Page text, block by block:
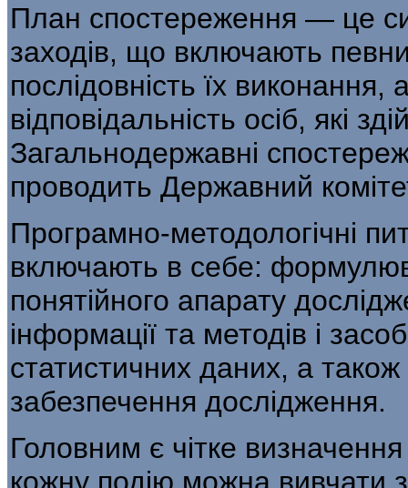
План спостереження — це
за­ходів, що включають
послідовність їх
відповідальність осіб, які
Загальнодержавні
проводить Державний
Програмно-методологічні
включають в себе:
понятійного апарату
інформації та методів і
статистичних даних, а також
забезпечення дослідження.
Головним є чітке
кожну подію можна вивчати